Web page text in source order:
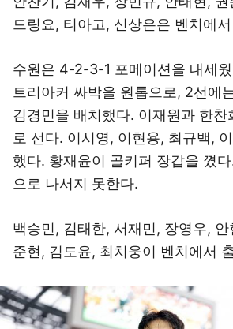
드링요, 티아고, 신상은은 벤치에
수원은 4-2-3-1 포메이션을 내세
트리아커 싸박을 원톱으로, 2선에
김경민을 배치했다. 이재원과 한찬
로 선다. 이시영, 이현용, 최규백,
했다. 황재윤이 골키퍼 장갑을 꼈
으로 나서지 못한다.
백승민, 김태한, 서재민, 장영우,
준현, 김도윤, 최치웅이 벤치에서